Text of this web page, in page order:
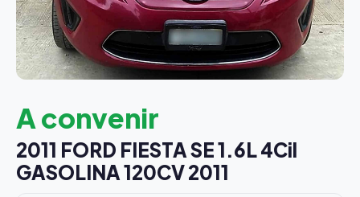
A convenir
2011 FORD FIESTA SE 1.6L 4Cil
GASOLINA 120CV 2011